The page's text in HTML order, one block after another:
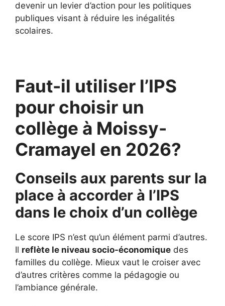
devenir un levier d’action pour les politiques
publiques visant à réduire les inégalités
scolaires.
Faut-il utiliser l’IPS
pour choisir un
collège à Moissy-
Cramayel en 2026?
Conseils aux parents sur la
place à accorder à l’IPS
dans le choix d’un collège
Le score IPS n’est qu’un élément parmi d’autres.
Il reflète le niveau socio-économique des
familles du collège. Mieux vaut le croiser avec
d’autres critères comme la pédagogie ou
l’ambiance générale.